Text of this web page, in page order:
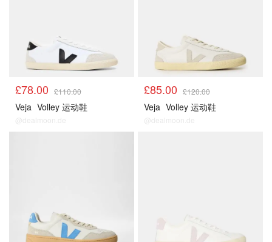
£78.00 £110.00
Veja Volley 运动鞋
@dealmoon.de
£85.00 £120.00
Veja Volley 运动鞋
@dealmoon.de